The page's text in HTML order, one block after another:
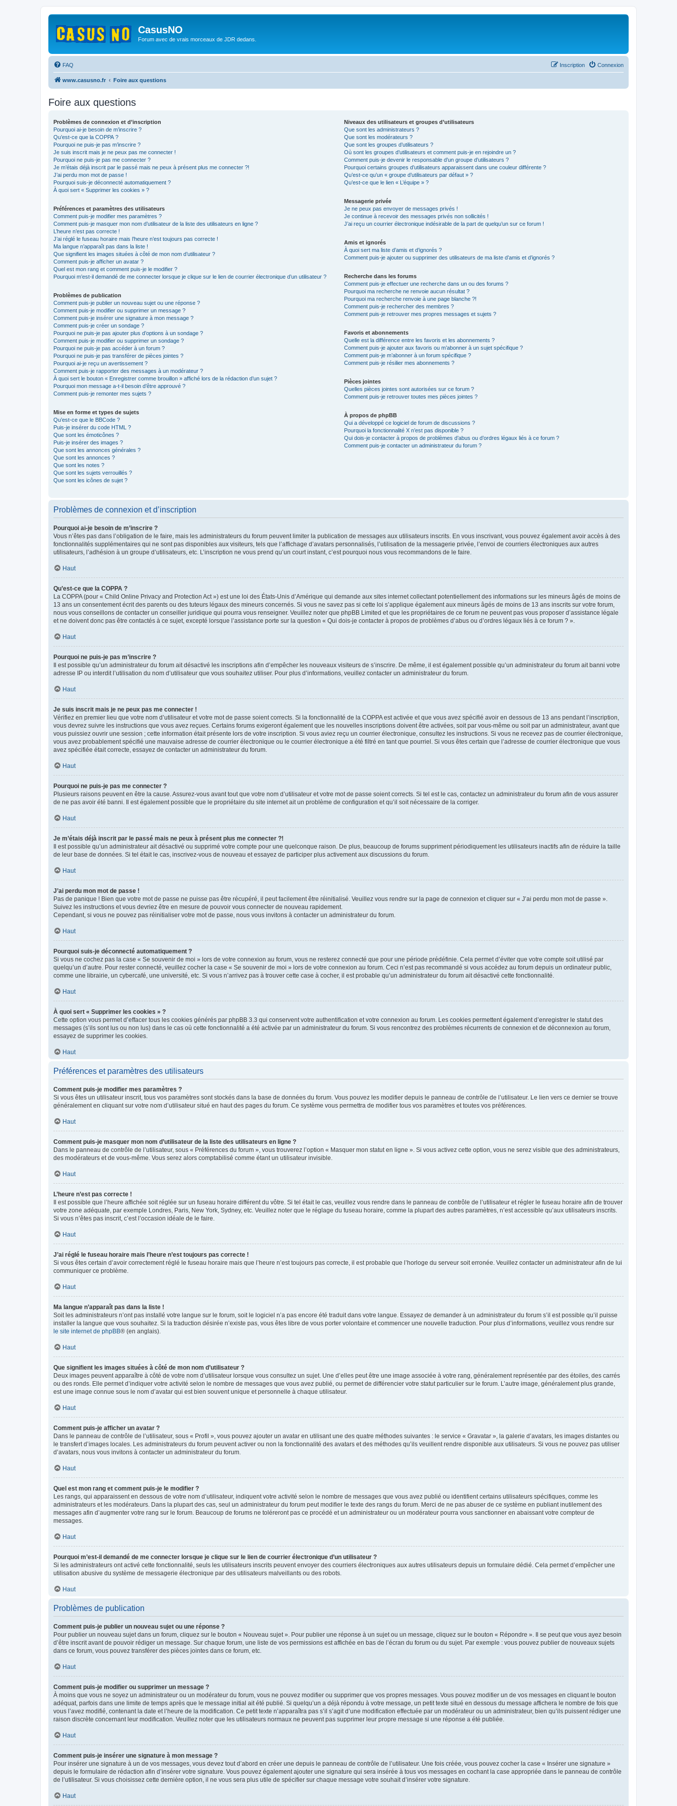
CasusNO
Forum avec de vrais morceaux de JDR dedans.
FAQ Connexion
Inscription
www.casusno.fr Foire aux questions
Foire aux questions
Problèmes de connexion et d’inscription
Pourquoi ai-je besoin de m’inscrire ?
Qu’est-ce que la COPPA ?
Pourquoi ne puis-je pas m’inscrire ?
Je suis inscrit mais je ne peux pas me connecter !
Pourquoi ne puis-je pas me connecter ?
Je m’étais déjà inscrit par le passé mais ne peux à présent plus me connecter ?!
J’ai perdu mon mot de passe !
Pourquoi suis-je déconnecté automatiquement ?
À quoi sert « Supprimer les cookies » ?
Préférences et paramètres des utilisateurs
Comment puis-je modifier mes paramètres ?
Comment puis-je masquer mon nom d’utilisateur de la liste des utilisateurs en ligne ?
L’heure n’est pas correcte !
J’ai réglé le fuseau horaire mais l’heure n’est toujours pas correcte !
Ma langue n’apparaît pas dans la liste !
Que signifient les images situées à côté de mon nom d’utilisateur ?
Comment puis-je afficher un avatar ?
Quel est mon rang et comment puis-je le modifier ?
Pourquoi m’est-il demandé de me connecter lorsque je clique sur le lien de courrier électronique d’un utilisateur ?
Problèmes de publication
Comment puis-je publier un nouveau sujet ou une réponse ?
Comment puis-je modifier ou supprimer un message ?
Comment puis-je insérer une signature à mon message ?
Comment puis-je créer un sondage ?
Pourquoi ne puis-je pas ajouter plus d’options à un sondage ?
Comment puis-je modifier ou supprimer un sondage ?
Pourquoi ne puis-je pas accéder à un forum ?
Pourquoi ne puis-je pas transférer de pièces jointes ?
Pourquoi ai-je reçu un avertissement ?
Comment puis-je rapporter des messages à un modérateur ?
À quoi sert le bouton « Enregistrer comme brouillon » affiché lors de la rédaction d’un sujet ?
Pourquoi mon message a-t-il besoin d’être approuvé ?
Comment puis-je remonter mes sujets ?
Mise en forme et types de sujets
Qu’est-ce que le BBCode ?
Puis-je insérer du code HTML ?
Que sont les émoticônes ?
Puis-je insérer des images ?
Que sont les annonces générales ?
Que sont les annonces ?
Que sont les notes ?
Que sont les sujets verrouillés ?
Que sont les icônes de sujet ?
Niveaux des utilisateurs et groupes d’utilisateurs
Que sont les administrateurs ?
Que sont les modérateurs ?
Que sont les groupes d’utilisateurs ?
Où sont les groupes d’utilisateurs et comment puis-je en rejoindre un ?
Comment puis-je devenir le responsable d’un groupe d’utilisateurs ?
Pourquoi certains groupes d’utilisateurs apparaissent dans une couleur différente ?
Qu’est-ce qu’un « groupe d’utilisateurs par défaut » ?
Qu’est-ce que le lien « L’équipe » ?
Messagerie privée
Je ne peux pas envoyer de messages privés !
Je continue à recevoir des messages privés non sollicités !
J’ai reçu un courrier électronique indésirable de la part de quelqu’un sur ce forum !
Amis et ignorés
À quoi sert ma liste d’amis et d’ignorés ?
Comment puis-je ajouter ou supprimer des utilisateurs de ma liste d’amis et d’ignorés ?
Recherche dans les forums
Comment puis-je effectuer une recherche dans un ou des forums ?
Pourquoi ma recherche ne renvoie aucun résultat ?
Pourquoi ma recherche renvoie à une page blanche ?!
Comment puis-je rechercher des membres ?
Comment puis-je retrouver mes propres messages et sujets ?
Favoris et abonnements
Quelle est la différence entre les favoris et les abonnements ?
Comment puis-je ajouter aux favoris ou m’abonner à un sujet spécifique ?
Comment puis-je m’abonner à un forum spécifique ?
Comment puis-je résilier mes abonnements ?
Pièces jointes
Quelles pièces jointes sont autorisées sur ce forum ?
Comment puis-je retrouver toutes mes pièces jointes ?
À propos de phpBB
Qui a développé ce logiciel de forum de discussions ?
Pourquoi la fonctionnalité X n’est pas disponible ?
Qui dois-je contacter à propos de problèmes d’abus ou d’ordres légaux liés à ce forum ?
Comment puis-je contacter un administrateur du forum ?
Problèmes de connexion et d’inscription
Pourquoi ai-je besoin de m’inscrire ?
Vous n’êtes pas dans l’obligation de le faire, mais les administrateurs du forum peuvent limiter la publication de messages aux utilisateurs inscrits. En vous inscrivant, vous pouvez également avoir accès à des
fonctionnalités supplémentaires qui ne sont pas disponibles aux visiteurs, tels que l’affichage d’avatars personnalisés, l’utilisation de la messagerie privée, l’envoi de courriers électroniques aux autres
utilisateurs, l’adhésion à un groupe d’utilisateurs, etc. L’inscription ne vous prend qu’un court instant, c’est pourquoi nous vous recommandons de le faire.
Haut
Qu’est-ce que la COPPA ?
La COPPA (pour « Child Online Privacy and Protection Act ») est une loi des États-Unis d’Amérique qui demande aux sites internet collectant potentiellement des informations sur les mineurs âgés de moins de
13 ans un consentement écrit des parents ou des tuteurs légaux des mineurs concernés. Si vous ne savez pas si cette loi s’applique également aux mineurs âgés de moins de 13 ans inscrits sur votre forum,
nous vous conseillons de contacter un conseiller juridique qui pourra vous renseigner. Veuillez noter que phpBB Limited et que les propriétaires de ce forum ne peuvent pas vous proposer d’assistance légale
et ne doivent donc pas être contactés à ce sujet, excepté lorsque l’assistance porte sur la question « Qui dois-je contacter à propos de problèmes d’abus ou d’ordres légaux liés à ce forum ? ».
Haut
Pourquoi ne puis-je pas m’inscrire ?
Il est possible qu’un administrateur du forum ait désactivé les inscriptions afin d’empêcher les nouveaux visiteurs de s’inscrire. De même, il est également possible qu’un administrateur du forum ait banni votre
adresse IP ou interdit l’utilisation du nom d’utilisateur que vous souhaitez utiliser. Pour plus d’informations, veuillez contacter un administrateur du forum.
Haut
Je suis inscrit mais je ne peux pas me connecter !
Vérifiez en premier lieu que votre nom d’utilisateur et votre mot de passe soient corrects. Si la fonctionnalité de la COPPA est activée et que vous avez spécifié avoir en dessous de 13 ans pendant l’inscription,
vous devrez suivre les instructions que vous avez reçues. Certains forums exigeront également que les nouvelles inscriptions doivent être activées, soit par vous-même ou soit par un administrateur, avant que
vous puissiez ouvrir une session ; cette information était présente lors de votre inscription. Si vous aviez reçu un courrier électronique, consultez les instructions. Si vous ne recevez pas de courrier électronique,
vous avez probablement spécifié une mauvaise adresse de courrier électronique ou le courrier électronique a été filtré en tant que pourriel. Si vous êtes certain que l’adresse de courrier électronique que vous
avez spécifiée était correcte, essayez de contacter un administrateur du forum.
Haut
Pourquoi ne puis-je pas me connecter ?
Plusieurs raisons peuvent en être la cause. Assurez-vous avant tout que votre nom d’utilisateur et votre mot de passe soient corrects. Si tel est le cas, contactez un administrateur du forum afin de vous assurer
de ne pas avoir été banni. Il est également possible que le propriétaire du site internet ait un problème de configuration et qu’il soit nécessaire de la corriger.
Haut
Je m’étais déjà inscrit par le passé mais ne peux à présent plus me connecter ?!
Il est possible qu’un administrateur ait désactivé ou supprimé votre compte pour une quelconque raison. De plus, beaucoup de forums suppriment périodiquement les utilisateurs inactifs afin de réduire la taille
de leur base de données. Si tel était le cas, inscrivez-vous de nouveau et essayez de participer plus activement aux discussions du forum.
Haut
J’ai perdu mon mot de passe !
Pas de panique ! Bien que votre mot de passe ne puisse pas être récupéré, il peut facilement être réinitialisé. Veuillez vous rendre sur la page de connexion et cliquer sur « J’ai perdu mon mot de passe ».
Suivez les instructions et vous devriez être en mesure de pouvoir vous connecter de nouveau rapidement.
Cependant, si vous ne pouvez pas réinitialiser votre mot de passe, nous vous invitons à contacter un administrateur du forum.
Haut
Pourquoi suis-je déconnecté automatiquement ?
Si vous ne cochez pas la case « Se souvenir de moi » lors de votre connexion au forum, vous ne resterez connecté que pour une période prédéfinie. Cela permet d’éviter que votre compte soit utilisé par
quelqu’un d’autre. Pour rester connecté, veuillez cocher la case « Se souvenir de moi » lors de votre connexion au forum. Ceci n’est pas recommandé si vous accédez au forum depuis un ordinateur public,
comme une librairie, un cybercafé, une université, etc. Si vous n’arrivez pas à trouver cette case à cocher, il est probable qu’un administrateur du forum ait désactivé cette fonctionnalité.
Haut
À quoi sert « Supprimer les cookies » ?
Cette option vous permet d’effacer tous les cookies générés par phpBB 3.3 qui conservent votre authentification et votre connexion au forum. Les cookies permettent également d’enregistrer le statut des
messages (s’ils sont lus ou non lus) dans le cas où cette fonctionnalité a été activée par un administrateur du forum. Si vous rencontrez des problèmes récurrents de connexion et de déconnexion au forum,
essayez de supprimer les cookies.
Haut
Préférences et paramètres des utilisateurs
Comment puis-je modifier mes paramètres ?
Si vous êtes un utilisateur inscrit, tous vos paramètres sont stockés dans la base de données du forum. Vous pouvez les modifier depuis le panneau de contrôle de l’utilisateur. Le lien vers ce dernier se trouve
généralement en cliquant sur votre nom d’utilisateur situé en haut des pages du forum. Ce système vous permettra de modifier tous vos paramètres et toutes vos préférences.
Haut
Comment puis-je masquer mon nom d’utilisateur de la liste des utilisateurs en ligne ?
Dans le panneau de contrôle de l’utilisateur, sous « Préférences du forum », vous trouverez l’option « Masquer mon statut en ligne ». Si vous activez cette option, vous ne serez visible que des administrateurs,
des modérateurs et de vous-même. Vous serez alors comptabilisé comme étant un utilisateur invisible.
Haut
L’heure n’est pas correcte !
Il est possible que l’heure affichée soit réglée sur un fuseau horaire différent du vôtre. Si tel était le cas, veuillez vous rendre dans le panneau de contrôle de l’utilisateur et régler le fuseau horaire afin de trouver
votre zone adéquate, par exemple Londres, Paris, New York, Sydney, etc. Veuillez noter que le réglage du fuseau horaire, comme la plupart des autres paramètres, n’est accessible qu’aux utilisateurs inscrits.
Si vous n’êtes pas inscrit, c’est l’occasion idéale de le faire.
Haut
J’ai réglé le fuseau horaire mais l’heure n’est toujours pas correcte !
Si vous êtes certain d’avoir correctement réglé le fuseau horaire mais que l’heure n’est toujours pas correcte, il est probable que l’horloge du serveur soit erronée. Veuillez contacter un administrateur afin de lui
communiquer ce problème.
Haut
Ma langue n’apparaît pas dans la liste !
Soit les administrateurs n’ont pas installé votre langue sur le forum, soit le logiciel n’a pas encore été traduit dans votre langue. Essayez de demander à un administrateur du forum s’il est possible qu’il puisse
installer la langue que vous souhaitez. Si la traduction désirée n’existe pas, vous êtes libre de vous porter volontaire et commencer une nouvelle traduction. Pour plus d’informations, veuillez vous rendre sur
le site internet de phpBB® (en anglais).
Haut
Que signifient les images situées à côté de mon nom d’utilisateur ?
Deux images peuvent apparaître à côté de votre nom d’utilisateur lorsque vous consultez un sujet. Une d’elles peut être une image associée à votre rang, généralement représentée par des étoiles, des carrés
ou des ronds. Elle permet d’indiquer votre activité selon le nombre de messages que vous avez publié, ou permet de différencier votre statut particulier sur le forum. L’autre image, généralement plus grande,
est une image connue sous le nom d’avatar qui est bien souvent unique et personnelle à chaque utilisateur.
Haut
Comment puis-je afficher un avatar ?
Dans le panneau de contrôle de l’utilisateur, sous « Profil », vous pouvez ajouter un avatar en utilisant une des quatre méthodes suivantes : le service « Gravatar », la galerie d’avatars, les images distantes ou
le transfert d’images locales. Les administrateurs du forum peuvent activer ou non la fonctionnalité des avatars et des méthodes qu’ils veuillent rendre disponible aux utilisateurs. Si vous ne pouvez pas utiliser
d’avatars, nous vous invitons à contacter un administrateur du forum.
Haut
Quel est mon rang et comment puis-je le modifier ?
Les rangs, qui apparaissent en dessous de votre nom d’utilisateur, indiquent votre activité selon le nombre de messages que vous avez publié ou identifient certains utilisateurs spécifiques, comme les
administrateurs et les modérateurs. Dans la plupart des cas, seul un administrateur du forum peut modifier le texte des rangs du forum. Merci de ne pas abuser de ce système en publiant inutilement des
messages afin d’augmenter votre rang sur le forum. Beaucoup de forums ne toléreront pas ce procédé et un administrateur ou un modérateur pourra vous sanctionner en abaissant votre compteur de
messages.
Haut
Pourquoi m’est-il demandé de me connecter lorsque je clique sur le lien de courrier électronique d’un utilisateur ?
Si les administrateurs ont activé cette fonctionnalité, seuls les utilisateurs inscrits peuvent envoyer des courriers électroniques aux autres utilisateurs depuis un formulaire dédié. Cela permet d’empêcher une
utilisation abusive du système de messagerie électronique par des utilisateurs malveillants ou des robots.
Haut
Problèmes de publication
Comment puis-je publier un nouveau sujet ou une réponse ?
Pour publier un nouveau sujet dans un forum, cliquez sur le bouton « Nouveau sujet ». Pour publier une réponse à un sujet ou un message, cliquez sur le bouton « Répondre ». Il se peut que vous ayez besoin
d’être inscrit avant de pouvoir rédiger un message. Sur chaque forum, une liste de vos permissions est affichée en bas de l’écran du forum ou du sujet. Par exemple : vous pouvez publier de nouveaux sujets
dans ce forum, vous pouvez transférer des pièces jointes dans ce forum, etc.
Haut
Comment puis-je modifier ou supprimer un message ?
À moins que vous ne soyez un administrateur ou un modérateur du forum, vous ne pouvez modifier ou supprimer que vos propres messages. Vous pouvez modifier un de vos messages en cliquant le bouton
adéquat, parfois dans une limite de temps après que le message initial ait été publié. Si quelqu’un a déjà répondu à votre message, un petit texte situé en dessous du message affichera le nombre de fois que
vous l’avez modifié, contenant la date et l’heure de la modification. Ce petit texte n’apparaîtra pas s’il s’agit d’une modification effectuée par un modérateur ou un administrateur, bien qu’ils puissent rédiger une
raison discrète concernant leur modification. Veuillez noter que les utilisateurs normaux ne peuvent pas supprimer leur propre message si une réponse a été publiée.
Haut
Comment puis-je insérer une signature à mon message ?
Pour insérer une signature à un de vos messages, vous devez tout d’abord en créer une depuis le panneau de contrôle de l’utilisateur. Une fois créée, vous pouvez cocher la case « Insérer une signature »
depuis le formulaire de rédaction afin d’insérer votre signature. Vous pouvez également ajouter une signature qui sera insérée à tous vos messages en cochant la case appropriée dans le panneau de contrôle
de l’utilisateur. Si vous choisissez cette dernière option, il ne vous sera plus utile de spécifier sur chaque message votre souhait d’insérer votre signature.
Haut